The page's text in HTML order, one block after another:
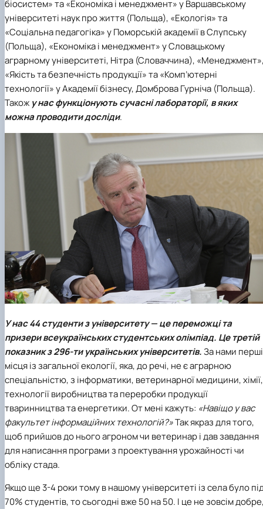
біосистем» та «Економіка і менеджмент» у Варшавському
університеті наук про життя (Польща), «Екологія» та
«Соціальна педагогіка» у Поморській академії в Слупську
(Польща), «Економіка і менеджмент» у Словацькому
аграрному університеті, Нітра (Словаччина),
«Якість та безпечність продукції» та «Комп’ютерні
технології» у Академії бізнесу, Домброва Гурніча (Польща).
Також у нас функціонують сучасні лабораторії, в яких
можна проводити досліди.
У нас 44 студенти з університету — це переможці та
призери всеукраїнських студентських олімпіад. Це третій
показник з 296-ти українських університетів.За нами перші
місця із загальної екології, яка, до речі, не є аграрною
спеціальністю, з інформатики, ветеринарної медицини, хімії,
технології виробництва та переробки продукції
тваринництва та енергетики. От мені кажуть: «Навіщо у вас
факультет інформаційних технологій?»Так якраз для того,
щоб прийшов до нього агроном чи ветеринар і дав завдання
для написання програми з проектування урожайності чи
обліку стада.
Якщо ще 3-4 роки тому в нашому університеті із села було
70% студентів, то сьогодні вже 50 на 50. І це не зовсім